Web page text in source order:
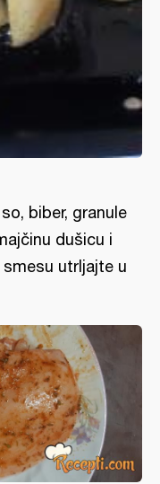
biber, granule
dušicu i
utrljajte u